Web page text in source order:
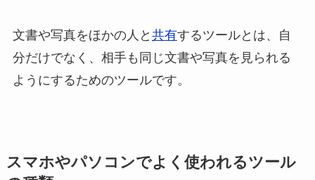
文書や写真をほかの人と 共有するツールとは、自
分だけでなく、相手も同じ文書や写真を見られる
ようにするためのツールです。
スマホやパソコンでよく使われるツール